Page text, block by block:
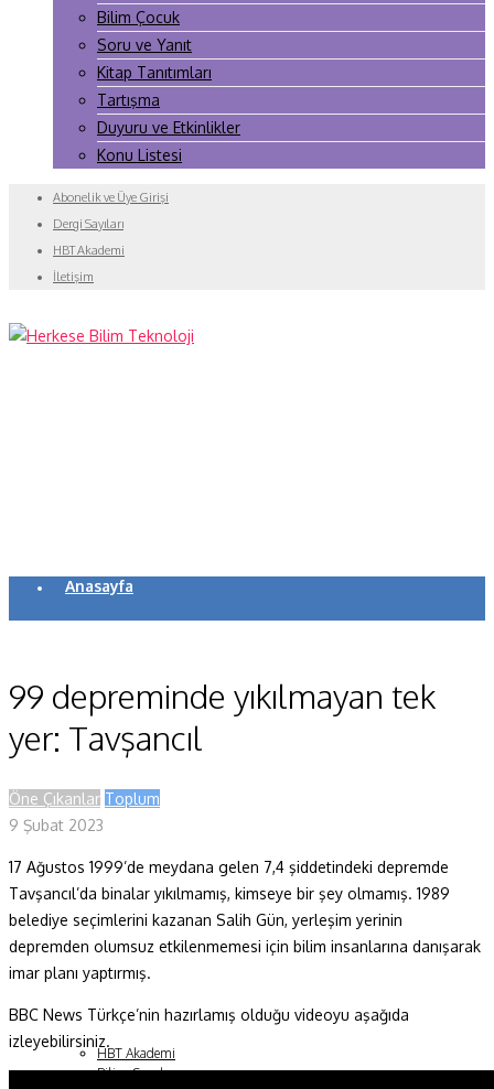
Bilim Çocuk
Soru ve Yanıt
Kitap Tanıtımları
Tartışma
Duyuru ve Etkinlikler
Konu Listesi
Abonelik ve Üye Girişi
Dergi Sayıları
HBT Akademi
İletişim
Anasayfa
Makaleler
Dergi Sayıları
Yaşam Bilimleri
Fizik ve Uzay
Gezegenimiz
Teknoyaşam
Fazlası
HBT Akademi
Bilim Çocuk
99 depreminde yıkılmayan tek
yer: Tavşancıl
Öne Çıkanlar Toplum
9 Şubat 2023
17 Ağustos 1999’de meydana gelen 7,4 şiddetindeki depremde
Tavşancıl’da binalar yıkılmamış, kimseye bir şey olmamış. 1989
belediye seçimlerini kazanan Salih Gün, yerleşim yerinin
depremden olumsuz etkilenmemesi için bilim insanlarına danışarak
imar planı yaptırmış.
BBC News Türkçe’nin hazırlamış olduğu videoyu aşağıda
izleyebilirsiniz.